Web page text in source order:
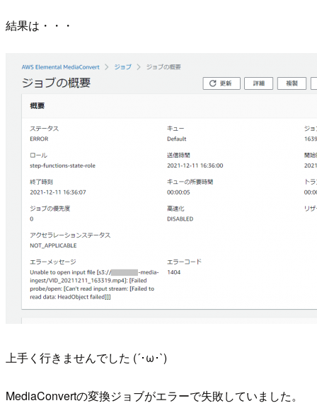
結果は・・・
上手く行きませんでした (´･ω･`)
MediaConvertの変換ジョブがエラーで失敗していました。